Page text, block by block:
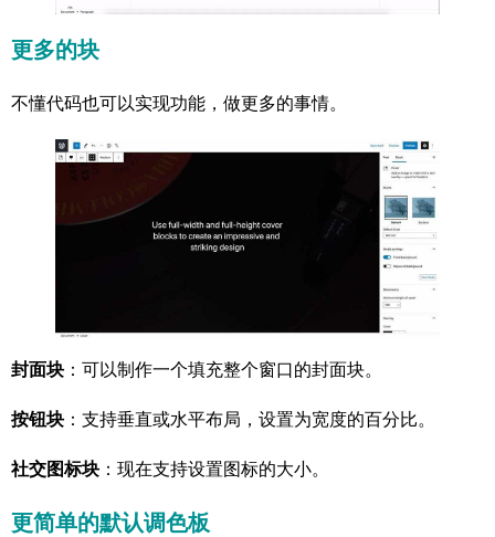
更多的块
不懂代码也可以实现功能，做更多的事情。
封面块 ：可以制作一个填充整个窗口的封面块。
按钮块 ：支持垂直或水平布局，设置为宽度的百分比。
社交图标块 ：现在支持设置图标的大小。
更简单的默认调色板